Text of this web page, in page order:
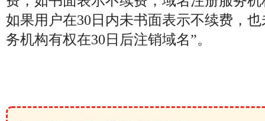
如果用户在30日内未书面表示不续费，
务机构有权在30日后注销域名”。